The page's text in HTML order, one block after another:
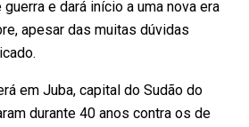
e dará início a uma nova era
apesar das muitas dúvidas
em Juba, capital do Sudão do
durante 40 anos contra os de